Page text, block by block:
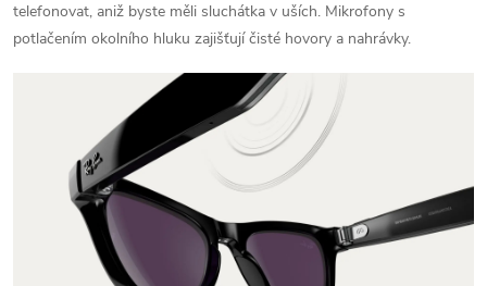
telefonovat, aniž byste měli sluchátka v uších. Mikrofony s
potlačením okolního hluku zajišťují čisté hovory a nahrávky.